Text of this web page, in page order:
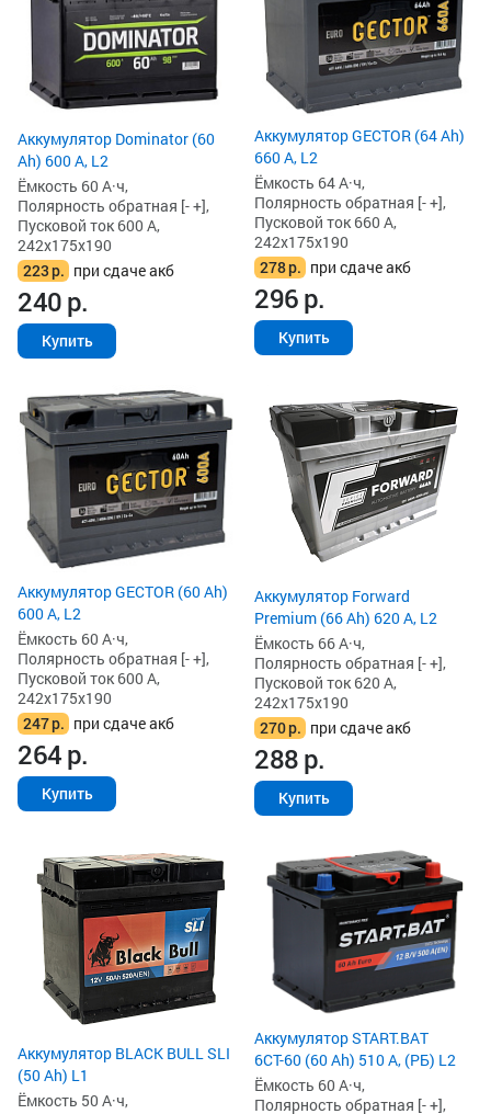
Аккумулятор Dominator (60
Ah) 600 А, L2
Ёмкость 60 А·ч,
Полярность обратная [- +],
Пусковой ток 600 А,
242x175x190
223р. при сдаче акб
240р.
Купить
Аккумулятор GECTOR (64 Ah)
660 А, L2
Ёмкость 64 А·ч,
Полярность обратная [- +],
Пусковой ток 660 А,
242x175x190
278р. при сдаче акб
296р.
Купить
Аккумулятор GECTOR (60 Ah)
600 А, L2
Ёмкость 60 А·ч,
Полярность обратная [- +],
Пусковой ток 600 А,
242x175x190
247р. при сдаче акб
264р.
Купить
Аккумулятор Forward
Premium (66 Ah) 620 А, L2
Ёмкость 66 А·ч,
Полярность обратная [- +],
Пусковой ток 620 А,
242x175x190
270р. при сдаче акб
288р.
Купить
Аккумулятор BLACK BULL SLI
(50 Ah) L1
Ёмкость 50 А·ч,
Аккумулятор START.BAT
6СТ-60 (60 Ah) 510 А, (РБ) L2
Ёмкость 60 А·ч,
Полярность обратная [- +],